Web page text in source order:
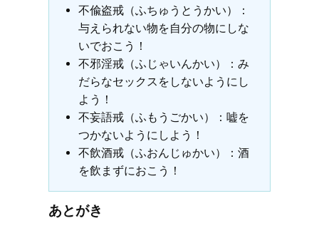
不偸盗戒（ふちゅうとうかい）：
与えられない物を自分の物にしな
いでおこう！
不邪淫戒（ふじゃいんかい）：み
だらなセックスをしないようにし
よう！
不妄語戒（ふもうごかい）：嘘を
つかないようにしよう！
不飲酒戒（ふおんじゅかい）：酒
を飲まずにおこう！
あとがき